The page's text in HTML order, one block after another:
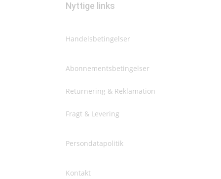
Nyttige links
Handelsbetingelser
Abonnementsbetingelser
Returnering & Reklamation
Fragt & Levering
Persondatapolitik
Kontakt